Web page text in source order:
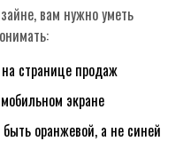
вам нужно уметь
странице продаж
экране
оранжевой, а не синей